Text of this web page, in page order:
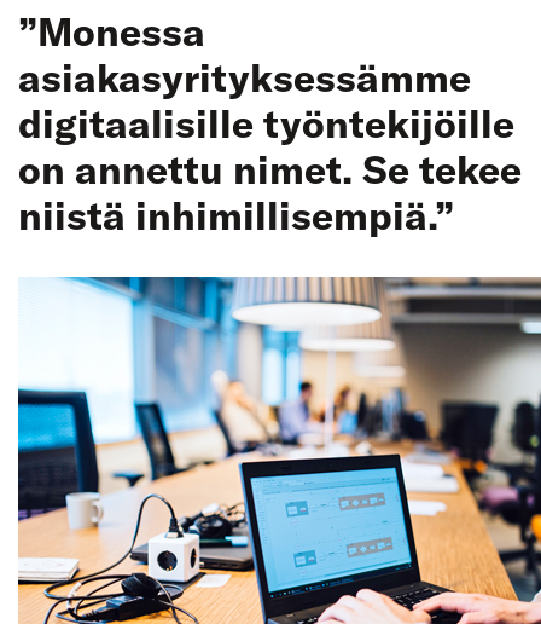
”Monessa
asiakasyrityksessämme
digitaalisille työntekijöille
on annettu nimet. Se tekee
niistä inhimillisempiä.”